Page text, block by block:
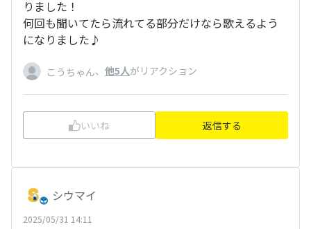
りました！
何回も聞いてたら流れてる部分だけなら歌えるよう
になりました♪
こうちゃん、 他5人がリアクション
いいね 返信する
シウマイ
2025/05/31 14:11